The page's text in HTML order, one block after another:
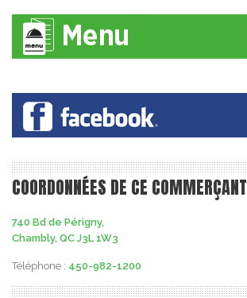
COORDONNÉES DE CE COMMERÇANT
740 Bd de Périgny,
Chambly, QC J3L 1W3
Téléphone : 450-982-1200